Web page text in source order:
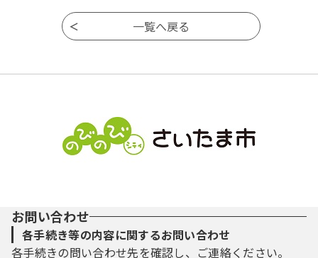
お問い合わせ
各手続き等の内容に関するお問い合わせ
各手続きの問い合わせ先を確認し、ご連絡ください。